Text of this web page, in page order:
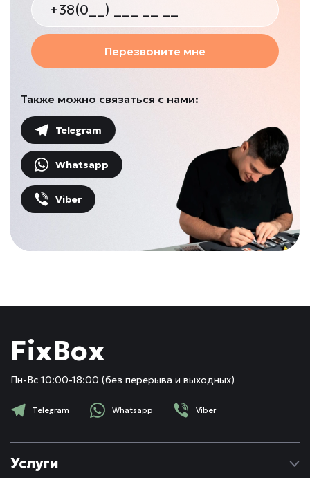
Перезвоните мне
Также можно связаться с нами:
Telegram
Whatsapp
Viber
FixBox
Пн-Вс 10:00-18:00 (без перерыва и выходных)
Telegram Whatsapp Viber
Услуги